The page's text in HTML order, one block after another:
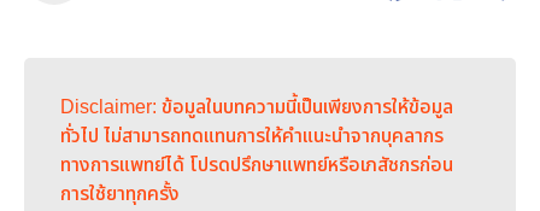
Disclaimer: ข้อมูลในบทความนี้เป็นเพียงการให้ข้อมูล
ทั่วไป ไม่สามารถทดแทนการให้คำแนะนำจากบุคลากร
ทางการแพทย์ได้ โปรดปรึกษาแพทย์หรือเภสัชกรก่อน
การใช้ยาทุกครั้ง